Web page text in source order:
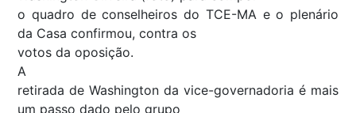
o quadro de conselheiros do TCE-MA e o plenário
da Casa confirmou, contra os
votos da oposição.
A
retirada de Washington da vice-governadoria é mais
um passo dado pelo grupo